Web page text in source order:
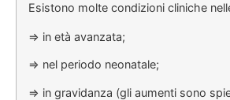
Esistono molte condizioni cliniche
=> in età avanzata;
=> nel periodo neonatale;
=> in gravidanza (gli aumenti sono